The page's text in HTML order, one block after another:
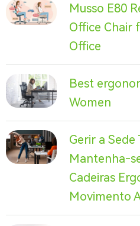
Musso E80
Office Chair
Office
Best
Women
Gerir a Sede
Mantenha-
Cadeiras
Movimento